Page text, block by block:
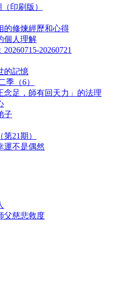
印刷版）
的修煉經歷和心得
個人理解
20260721
的記憶
季（6）
念足，師有回天力」的法理
子
21期）
運不是偶然
慈悲救度